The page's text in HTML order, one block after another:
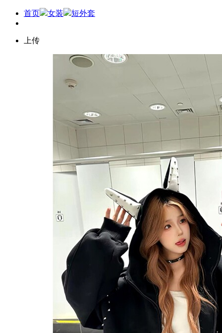
首页 女装 短外套
上传